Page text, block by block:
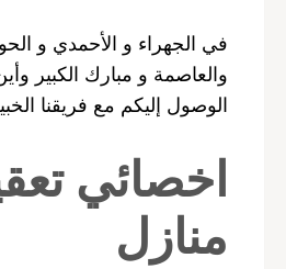
في الجهراء و الأحمدي و
والعاصمة و مبارك الكبير
الوصول إليكم مع فريقنا
اخصائي
منازل